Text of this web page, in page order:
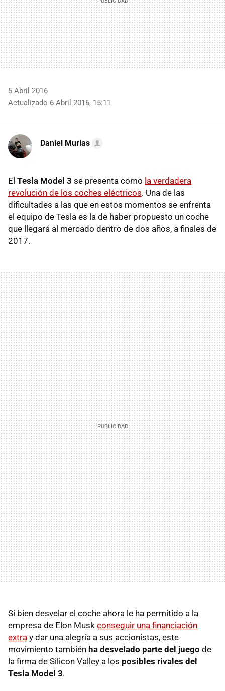
5 Abril 2016
Actualizado 6 Abril 2016, 15:11
Daniel Murias
El Tesla Model 3 se presenta como la verdadera
revolución de los coches eléctricos. Una de las
dificultades a las que en estos momentos se enfrenta
el equipo de Tesla es la de haber propuesto un coche
que llegará al mercado dentro de dos años, a finales de
2017.
Si bien desvelar el coche ahora le ha permitido a la
empresa de Elon Musk conseguir una financiación
extra y dar una alegría a sus accionistas, este
movimiento también ha desvelado parte del juego de
la firma de Silicon Valley a los posibles rivales del
Tesla Model 3.